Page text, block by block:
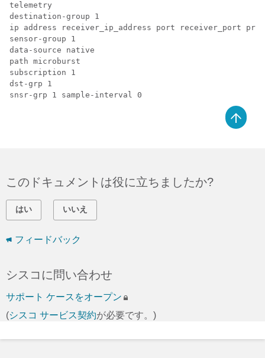
telemetry
destination-group 1
ip address receiver_ip_address port receiver_port
sensor-group 1
data-source native
path microburst
subscription 1
dst-grp 1
snsr-grp 1 sample-interval 0
このドキュメントは役に立ちましたか?
はい いいえ
フィードバック
シスコに問い合わせ
サポート ケースをオープン
(シスコ サービス契約が必要です。)